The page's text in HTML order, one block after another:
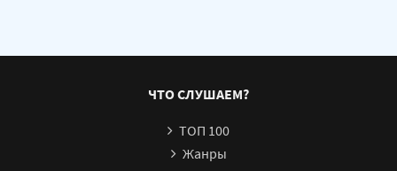
ЧТО СЛУШАЕМ?
ТОП 100
Жанры